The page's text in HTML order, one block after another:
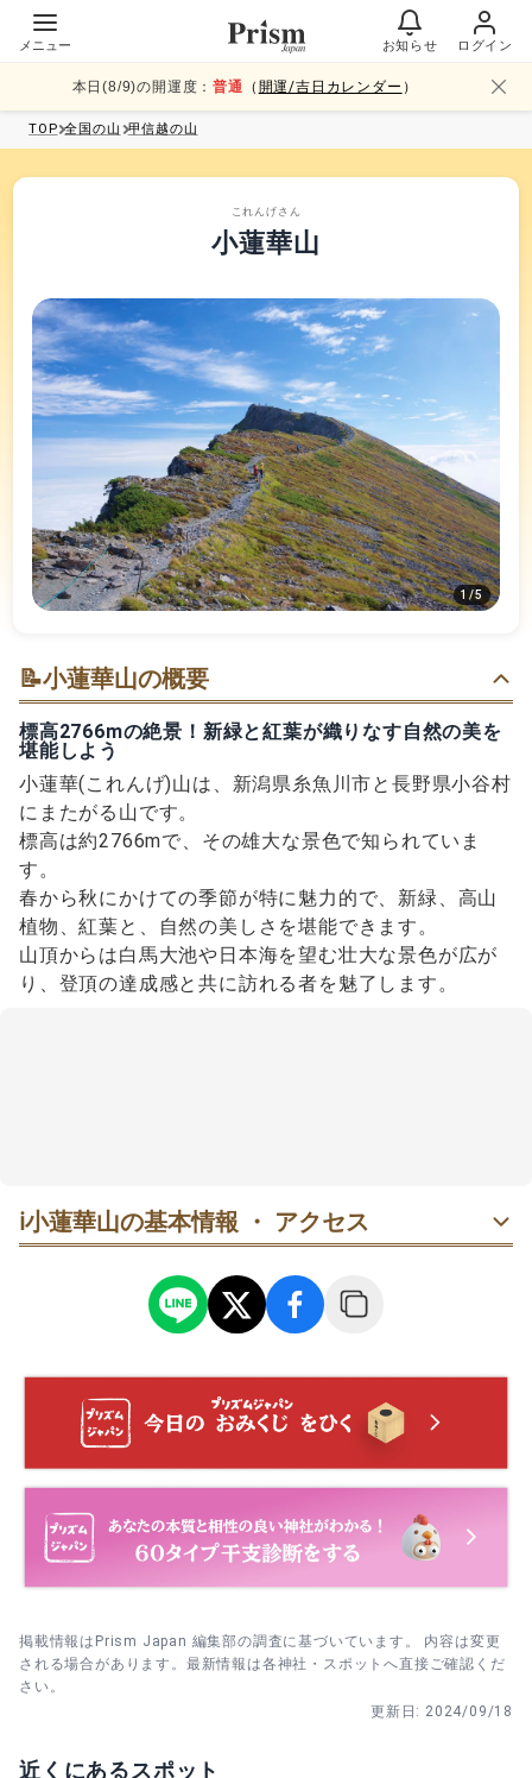
メニュー お知らせ ログイン
本日(8/9)の開運度：普通 （ 開運/吉日カレンダー ）
TOP 全国の山 甲信越の山
これんげさん
小蓮華山
1/5
📝小蓮華山の概要
標高2766mの絶景！新緑と紅葉が織りなす自然の美を
堪能しよう
小蓮華(これんげ)山は、新潟県糸魚川市と長野県小谷村
にまたがる山です。
標高は約2766mで、その雄大な景色で知られていま
す。
春から秋にかけての季節が特に魅力的で、新緑、高山
植物、紅葉と、自然の美しさを堪能できます。
山頂からは白馬大池や日本海を望む壮大な景色が広が
り、登頂の達成感と共に訪れる者を魅了します。
ℹ️小蓮華山の基本情報 ・ アクセス
掲載情報はPrism Japan 編集部の調査に基づいています。 内容は変更
される場合があります。最新情報は各神社・スポットへ直接ご確認くだ
さい。
更新日: 2024/09/18
近くにあるスポット